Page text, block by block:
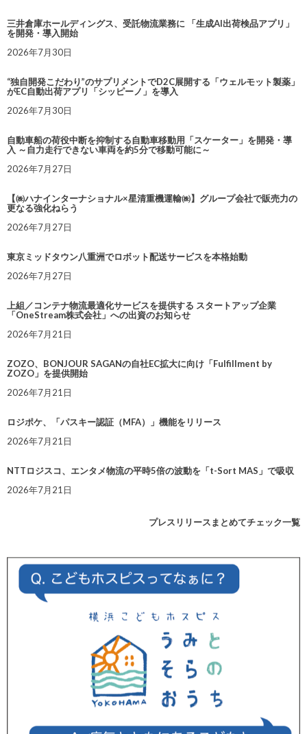
三井倉庫ホールディングス、受託物流業務に 「生成AI出荷検品アプリ」
を開発・導入開始
2026年7月30日
“独自開発こだわり”のサプリメントでD2C展開する「ウェルモット製薬」
がEC自動出荷アプリ「シッピーノ」を導入
2026年7月30日
自動車船の荷役中断を抑制する自動車移動用「スケーター」を開発・導
入 ～自力走行できない車両を約5分で移動可能に～
2026年7月27日
【㈱ハナインターナショナル×星清重機運輸㈱】グループ会社で販売力の
更なる強化ねらう
2026年7月27日
東京ミッドタウン八重洲でロボット配送サービスを本格始動
2026年7月27日
上組／コンテナ物流最適化サービスを提供する スタートアップ企業
「OneStream株式会社」への出資のお知らせ
2026年7月21日
ZOZO、BONJOUR SAGANの自社EC拡大に向け「Fulfillment by
ZOZO」を提供開始
2026年7月21日
ロジポケ、「パスキー認証（MFA）」機能をリリース
2026年7月21日
NTTロジスコ、エンタメ物流の平時5倍の波動を「t-Sort MAS」で吸収
2026年7月21日
プレスリリースまとめてチェック一覧